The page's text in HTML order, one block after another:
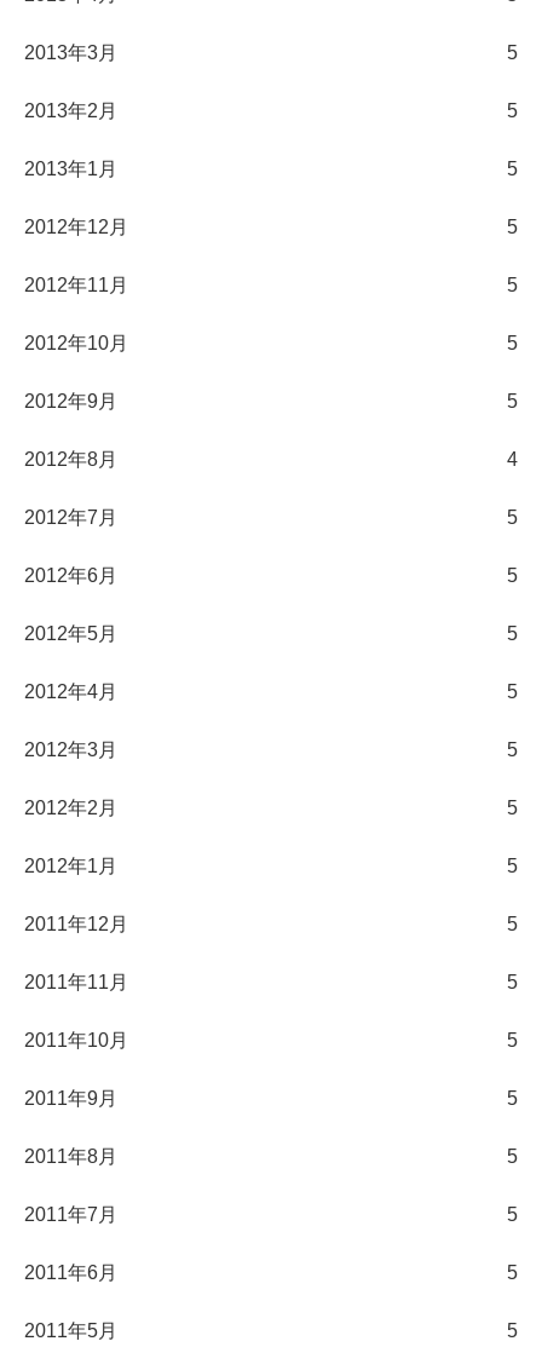
2013年3月 5
2013年2月 5
2013年1月 5
2012年12月 5
2012年11月 5
2012年10月 5
2012年9月 5
2012年8月 4
2012年7月 5
2012年6月 5
2012年5月 5
2012年4月 5
2012年3月 5
2012年2月 5
2012年1月 5
2011年12月 5
2011年11月 5
2011年10月 5
2011年9月 5
2011年8月 5
2011年7月 5
2011年6月 5
2011年5月 5